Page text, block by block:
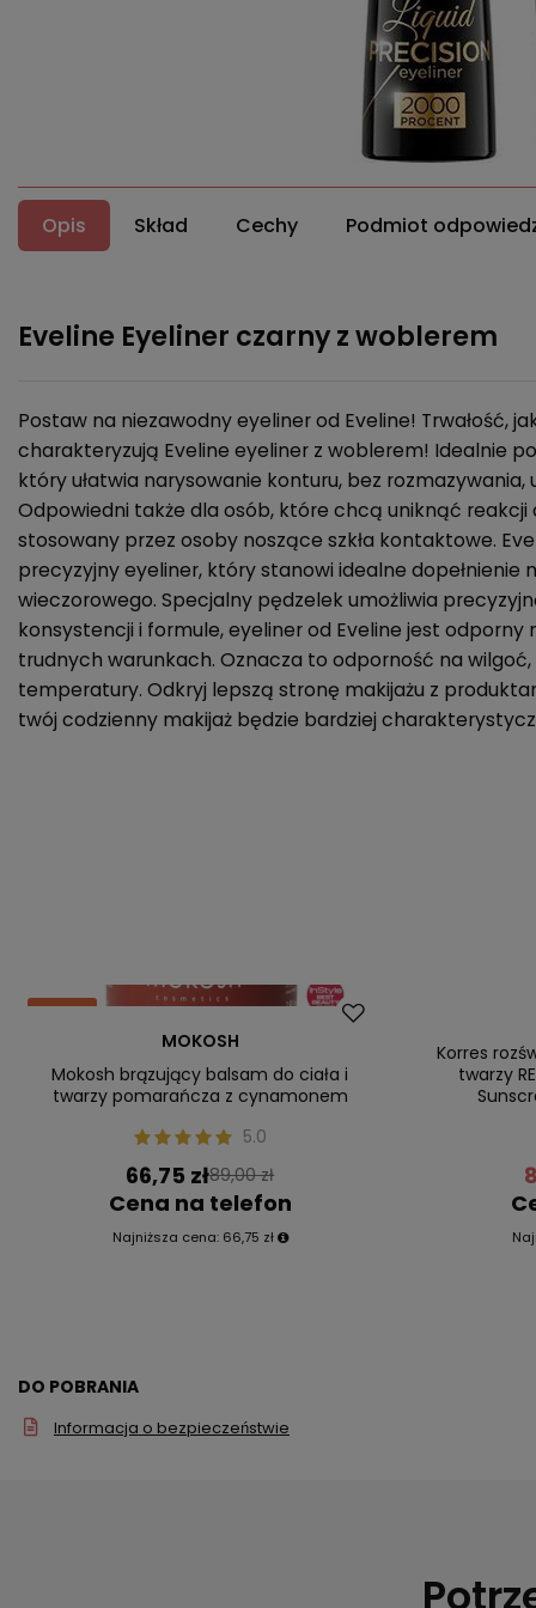
Opis Skład Cechy Podmiot
Eveline Eyeliner czarny z woblerem
Postaw na niezawodny eyeliner od Eveline! Trwałość,
charakteryzują Eveline eyeliner z woblerem! Idealnie
który ułatwia narysowanie konturu, bez
Odpowiedni także dla osób, które chcą uniknąć
stosowany przez osoby noszące szkła kontaktowe.
precyzyjny eyeliner, który stanowi idealne dopełnienie
wieczorowego. Specjalny pędzelek umożliwia
konsystencji i formule, eyeliner od Eveline jest
trudnych warunkach. Oznacza to odporność na
temperatury. Odkryj lepszą stronę makijażu z
twój codzienny makijaż będzie bardziej
Okazja
MOKOSH
Mokosh brązujący balsam do ciała i
twarzy pomarańcza z cynamonem
5.0
66,75 zł89,00 zł
Cena na telefon
Najniższa cena: 66,75 zł
Korres
twarzy
DO POBRANIA
Informacja o bezpieczeństwie